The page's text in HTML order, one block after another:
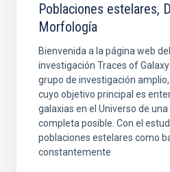
Poblaciones estelares,
Morfología
Bienvenida a la página web
investigación Traces of
grupo de investigación
cuyo objetivo principal es
galaxias en el Universo de
completa posible. Con el
poblaciones estelares como
constantemente